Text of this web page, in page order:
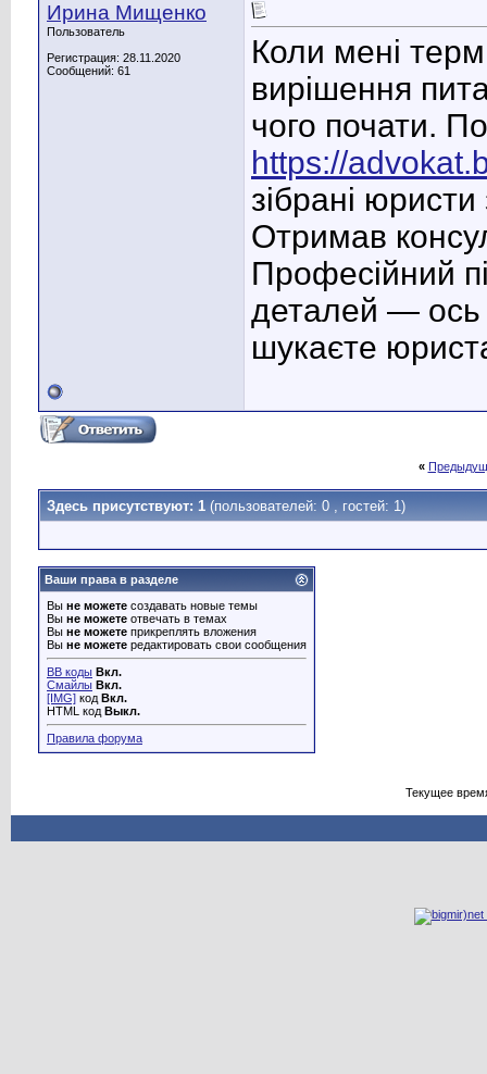
Ирина Мищенко
Пользователь
Регистрация: 28.11.2020
Сообщений: 61
Коли мені
вирішення
чого почати.
https://
зібрані
Отримав
Професійний
деталей — ось
шукаєте
«
Здесь присутствуют: 1 (пользователей: 0 , гостей: 1)
Ваши права в разделе
Вы не можете создавать новые темы
Вы не можете отвечать в темах
Вы не можете прикреплять вложения
Вы не можете редактировать свои сообщения
BB коды Вкл.
Смайлы Вкл.
[IMG] код Вкл.
HTML код Выкл.
Правила форума
Текущее